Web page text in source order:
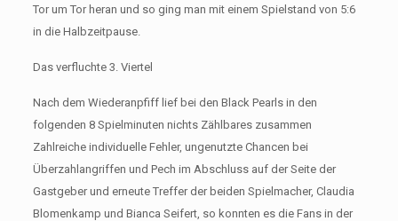
Tor um Tor heran und so ging man mit einem Spielstand von 5:6
in die Halbzeitpause.
Das verfluchte 3. Viertel
Nach dem Wiederanpfiff lief bei den Black Pearls in den
folgenden 8 Spielminuten nichts Zählbares zusammen
Zahlreiche individuelle Fehler, ungenutzte Chancen bei
Überzahlangriffen und Pech im Abschluss auf der Seite der
Gastgeber und erneute Treffer der beiden Spielmacher, Claudia
Blomenkamp und Bianca Seifert, so konnten es die Fans in der